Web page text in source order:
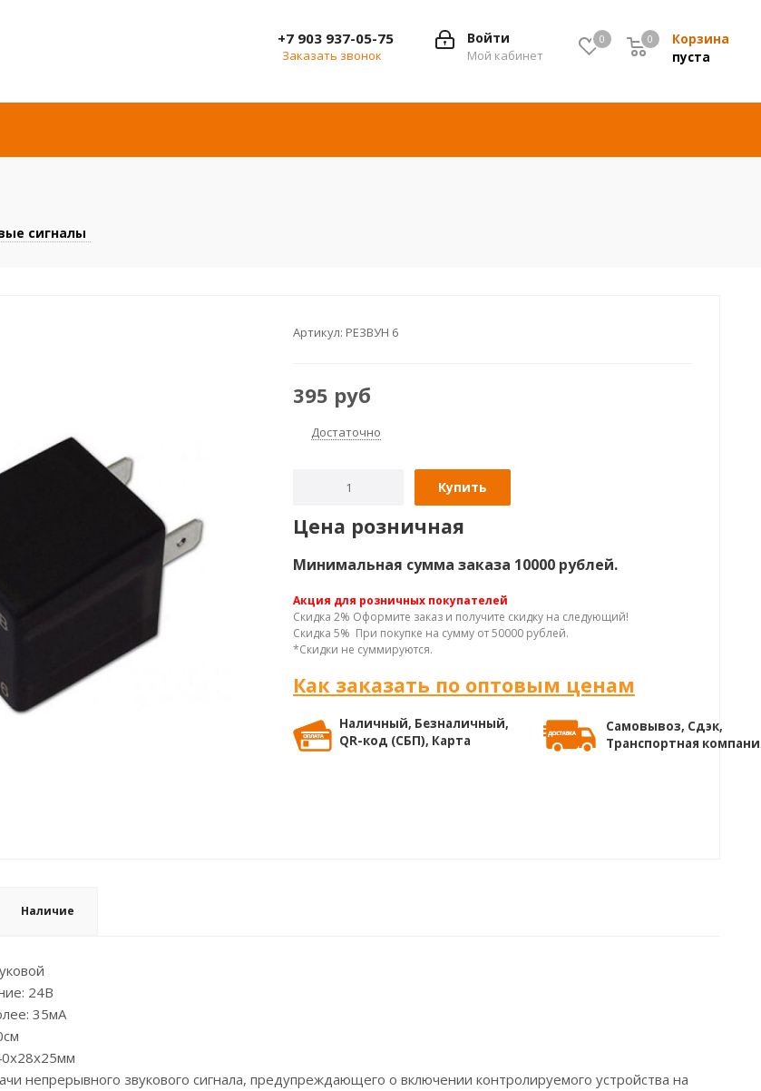
0 Корзина
0
пуста
0
Войти
Мой кабинет
+7 903 937-05-75
Заказать звонок
сигналы
Артикул: РЕЗВУН 6
395 руб
Достаточно
Купить
Цена розничная
Минимальная сумма заказа 10000 рублей.
Акция для розничных покупателей
Скидка 2% Оформите заказ и получите скидку на следующий!
Скидка 5% При покупке на сумму от 50000 рублей.
*Скидки не суммируются.
Как заказать по оптовым ценам
Наличный, Безналичный,
QR-код (СБП), Карта
Самовывоз, Сдэк,
Транспортная
Наличие
24В
35мА
непрерывного звукового сигнала, предупреждающего о включении контролируемого устройства на